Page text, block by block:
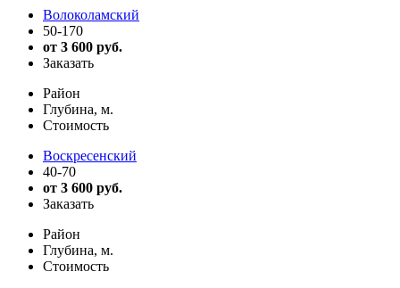
Волоколамский
50-170
от 3 600 руб.
Заказать
Район
Глубина, м.
Стоимость
Воскресенский
40-70
от 3 600 руб.
Заказать
Район
Глубина, м.
Стоимость